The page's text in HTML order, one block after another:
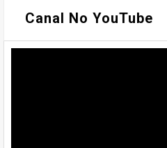
Canal No YouTube